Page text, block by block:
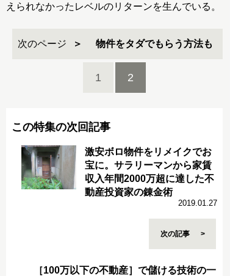
えられなかったレベルのリターンを生んでいる。
次のページ 物件をタダでもらう方法も
1 2
この特集の次回記事
激安ボロ物件をリメイクでお
宝に。サラリーマンから家賃
収入年間2000万超に達した不
動産投資家の錬金術
2019.01.27
次の記事
［100万以下の不動産］で儲ける技術の一